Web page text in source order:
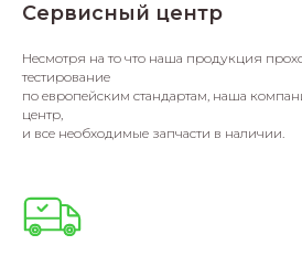
Сервисный центр
Несмотря на то что наша продукция
тестирование
по европейским стандартам, наша
центр,
и все необходимые запчасти в наличии.